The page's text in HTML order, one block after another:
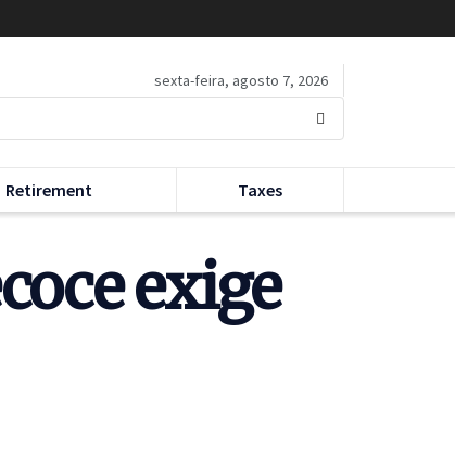
sexta-feira, agosto 7, 2026
Retirement Taxes
exige